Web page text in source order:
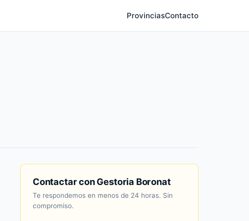
ProvinciasContacto
Contactar con Gestoria Boronat
Te respondemos en menos de 24 horas. Sin
compromiso.